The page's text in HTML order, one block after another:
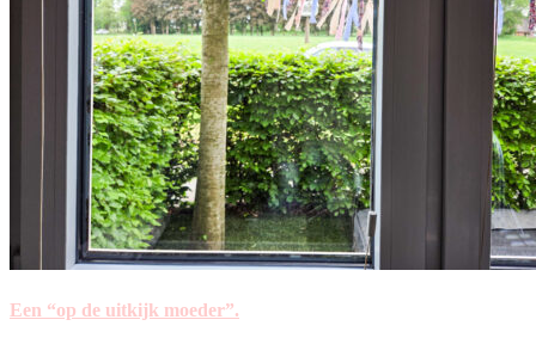
Een “op de uitkijk moeder”.